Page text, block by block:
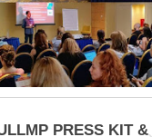
PRESS KIT &